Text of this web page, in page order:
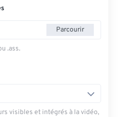
Parcourir
.ass.
visibles et intégrés à la vidéo,